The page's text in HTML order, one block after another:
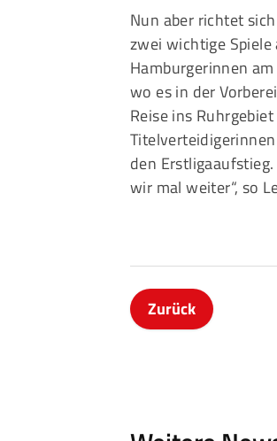
Nun aber richtet
zwei wichtige
Hamburgerinnen
wo es in der
Reise ins
den
wir mal weiter“, so
Zurück